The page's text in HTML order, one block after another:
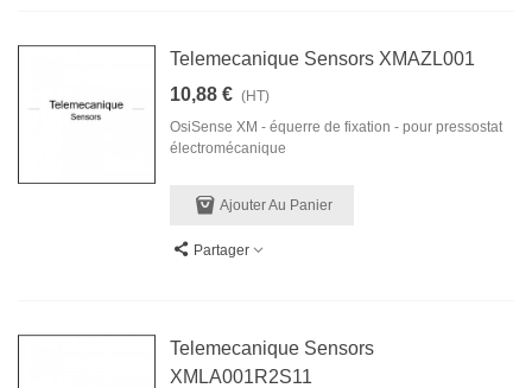
Telemecanique Sensors XMAZL001
10,88 € (HT)
OsiSense XM - équerre de fixation - pour pressostat
électromécanique
Ajouter Au Panier
Partager
Telemecanique Sensors
XMLA001R2S11